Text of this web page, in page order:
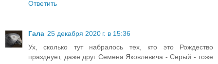
Ответить
Гала 25 декабря 2020 г. в 15:36
Ух, сколько тут набралось тех, кто это Рождество
празднует, даже друг Семена Яковлевича - Серый - тоже